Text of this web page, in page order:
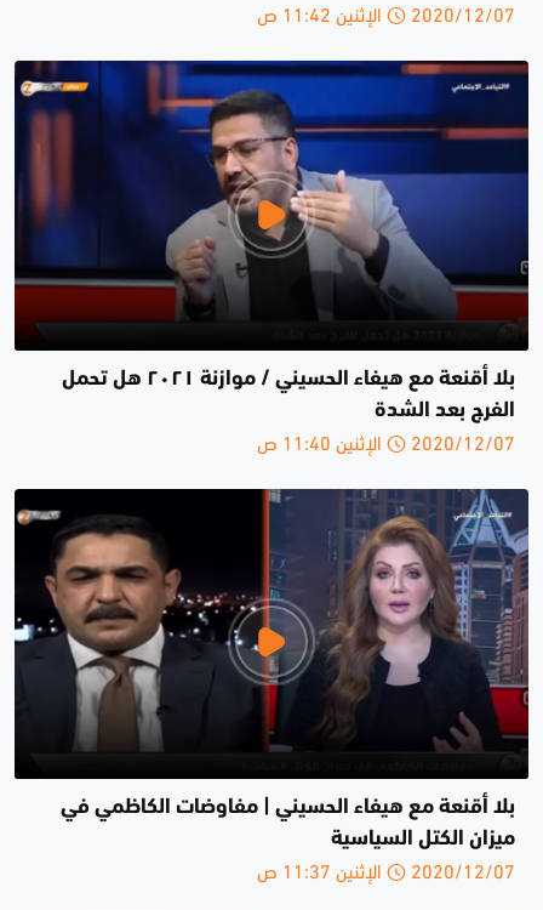
2020/12/07 الإثنين 11:42 ص
بلا أقنعة مع هيفاء الحسيني / موازنة ٢٠٢١ هل تحمل
الفرج بعد الشدة
2020/12/07 الإثنين 11:40 ص
بلا أقنعة مع هيفاء الحسيني | مفاوضات الكاظمي في
ميزان الكتل السياسية
2020/12/07 الإثنين 11:37 ص